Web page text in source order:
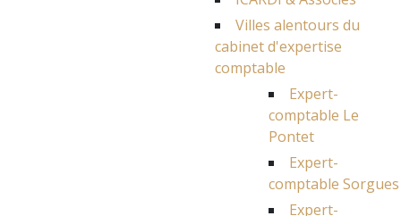
Villes alentours du
cabinet d'expertise
comptable
Expert-
comptable Le
Pontet
Expert-
comptable Sorgues
Expert-